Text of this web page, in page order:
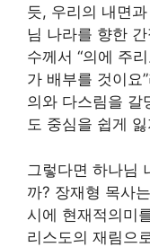
듯, 우리의 내면
님 나라를 향한
수께서 “의에 주
가 배부를 것이요
의와 다스림을 갈
도 중심을 쉽게
그렇다면 하나님
까? 장재형 목사
시에 현재적의미
리스도의 재림으